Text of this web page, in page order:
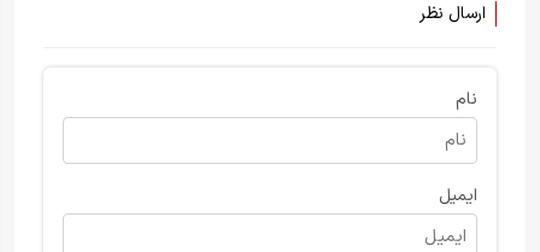
ارسال نظر
نام
ایمیل